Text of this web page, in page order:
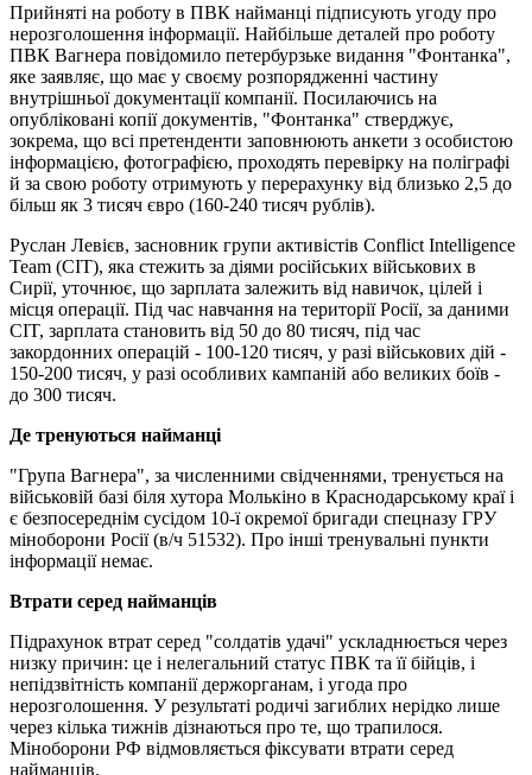
Прийняті на роботу в ПВК найманці підписують угоду про
нерозголошення інформації. Найбільше деталей про роботу
ПВК Вагнера повідомило петербурзьке видання "Фонтанка",
яке заявляє, що має у своєму розпорядженні частину
внутрішньої документації компанії. Посилаючись на
опубліковані копії документів, "Фонтанка" стверджує,
зокрема, що всі претенденти заповнюють анкети з особистою
інформацією, фотографією, проходять перевірку на поліграфі
й за свою роботу отримують у перерахунку від близько 2,5 до
більш як 3 тисяч євро (160-240 тисяч рублів).
Руслан Левієв, засновник групи активістів Conflict Intelligence
Team (CIT), яка стежить за діями російських військових в
Сирії, уточнює, що зарплата залежить від навичок, цілей і
місця операції. Під час навчання на території Росії, за даними
CIT, зарплата становить від 50 до 80 тисяч, під час
закордонних операцій - 100-120 тисяч, у разі військових дій -
150-200 тисяч, у разі особливих кампаній або великих боїв -
до 300 тисяч.
Де тренуються найманці
"Група Вагнера", за численними свідченнями, тренується на
військовій базі біля хутора Молькіно в Краснодарському краї і
є безпосереднім сусідом 10-ї окремої бригади спецназу ГРУ
міноборони Росії (в/ч 51532). Про інші тренувальні пункти
інформації немає.
Втрати серед найманців
Підрахунок втрат серед "солдатів удачі" ускладнюється через
низку причин: це і нелегальний статус ПВК та її бійців, і
непідзвітність компанії держорганам, і угода про
нерозголошення. У результаті родичі загиблих нерідко лише
через кілька тижнів дізнаються про те, що трапилося.
Міноборони РФ відмовляється фіксувати втрати серед
найманців.